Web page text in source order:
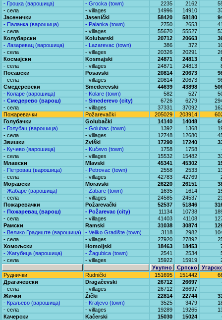
- Гроцка (варошица)
- Grocka (town) 2235 2162
- села
- villages 14996 14910
Јасенички
Jasenički 58420 58180
- Паланка (варошица)
- Palanka (town) 2750 2653
- села
- villages 55670 55527
Колубарски
Kolubarski 20712 20663
- Лазаревац (варошица)
- Lazarevac (town) 386 372
- села
- villages 20326 20291
Космајски
Kosmajski 24871 24813
- села
- villages 24871 24813
Посавски
Posavski 20814 20673
- села
- villages 20814 20673
Смедеревски
Smederevski 44639 43898
- Коларе (варошица)
- Kolare (town) 582 527
- Смедерево (варош)
- Smederevo (city) 6726 6279
- села
- villages 37331 37092
Пожаревачки
Požarevački 205029 203914
Голубачки
Golubački 14140 14048
- Голубац (варошица)
- Golubac (town) 1392 1368
- села
- villages 12748 12680
Звишки
Zviški 17290 17240
- Кучево (варошица)
- Kučevo (town) 1758 1758
- села
- villages 15532 15482
Млавски
Mlavski 45341 45302
- Петровац (варошица)
- Petrovac (town) 2558 2533
- села
- villages 42783 42769
Моравски
Moravski 26220 26151
- Жабаре (варошица)
- Žabare (town) 1635 1614
- села
- villages 24585 24537
Пожаревачки
Požarevački 52537 51846
- Пожаревац (варош)
- Požarevac (city) 11134 10738
- села
- villages 41403 41108
Рамски
Ramski 31038 30874
- Велико Градиште (варошица)
- Veliko Gradište (town) 3118 2982
- села
- villages 27920 27892
Хомољски
Homoljski 18463 18453
- Жагубица (варошица)
- Žagubica (town) 2541 2534
- села
- villages 15922 15919
Укупно
Српско
Руднички
Rudnički 151695 151442
Драгачевски
Dragačevski 26712 26697
- села
- villages 26712 26697
Жички
Žički 22814 22744
- Краљево (варошица)
- Kraljevo (town) 3525 3479
- села
- villages 19289 19265
Качерски
Kačerski 15030 15024